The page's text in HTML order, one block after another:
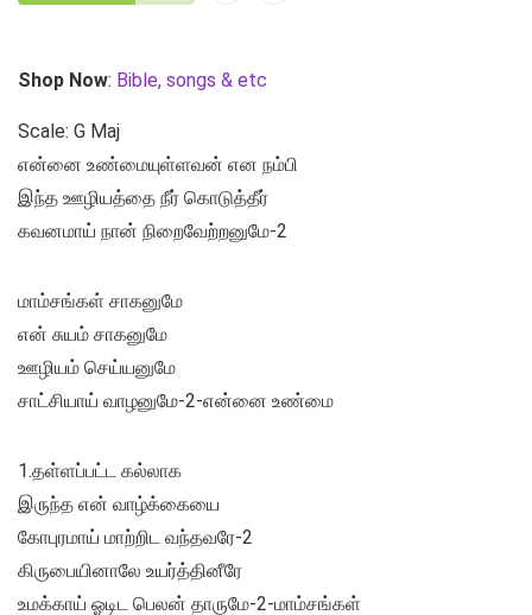
Shop Now: Bible, songs & etc
Scale: G Maj
என்னை உண்மையுள்ளவன் என நம்பி
இந்த ஊழியத்தை நீர் கொடுத்தீர்
கவனமாய் நான் நிறைவேற்றனுமே-2
மாம்சங்கள் சாகனுமே
என் சுயம் சாகனுமே
ஊழியம் செய்யனுமே
சாட்சியாய் வாழனுமே-2-என்னை உண்மை
1.தள்ளப்பட்ட கல்லாக
இருந்த என் வாழ்க்கையை
கோபுரமாய் மாற்றிட வந்தவரே-2
கிருபையினாலே உயர்த்தினீரே
உமக்காய் ஓடிட பெலன் தாருமே-2-மாம்சங்கள்